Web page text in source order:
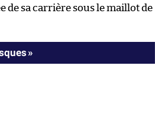
de sa carrière sous le maillot de
»